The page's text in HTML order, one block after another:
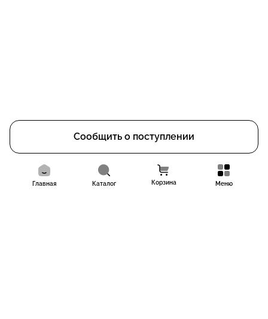
Сообщить о поступлении
Главная Каталог Корзина Меню